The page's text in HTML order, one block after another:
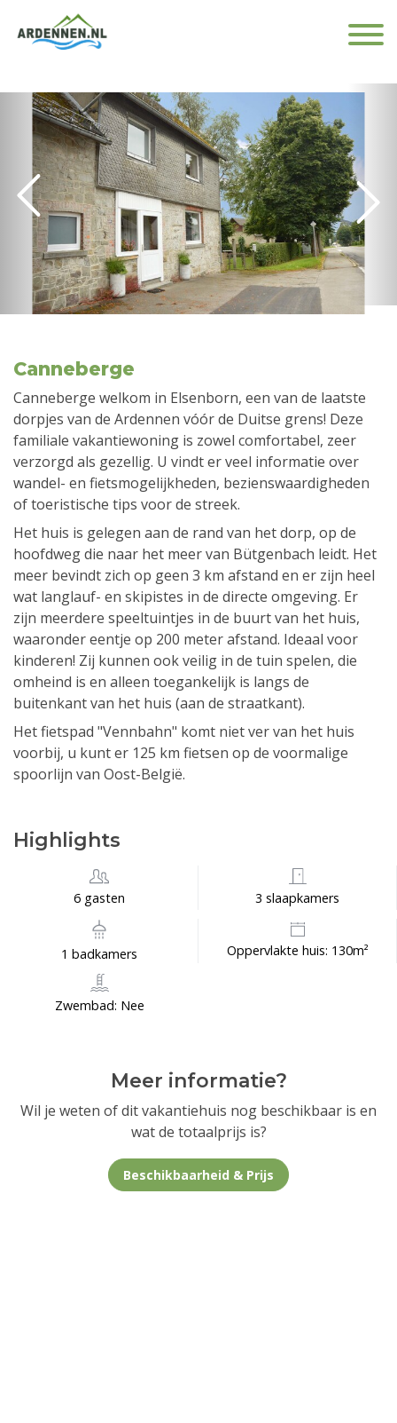
Canneberge
Canneberge welkom in Elsenborn, een van de laatste
dorpjes van de Ardennen vóór de Duitse grens! Deze
familiale vakantiewoning is zowel comfortabel, zeer
verzorgd als gezellig. U vindt er veel informatie over
wandel- en fietsmogelijkheden, bezienswaardigheden
of toeristische tips voor de streek.
Het huis is gelegen aan de rand van het dorp, op de
hoofdweg die naar het meer van Bütgenbach leidt. Het
meer bevindt zich op geen 3 km afstand en er zijn heel
wat langlauf- en skipistes in de directe omgeving. Er
zijn meerdere speeltuintjes in de buurt van het huis,
waaronder eentje op 200 meter afstand. Ideaal voor
kinderen! Zij kunnen ook veilig in de tuin spelen, die
omheind is en alleen toegankelijk is langs de
buitenkant van het huis (aan de straatkant).
Het fietspad "Vennbahn" komt niet ver van het huis
voorbij, u kunt er 125 km fietsen op de voormalige
spoorlijn van Oost-België.
Highlights
6 gasten 3 slaapkamers
1 badkamers Oppervlakte huis: 130m²
Zwembad: Nee
Meer informatie?
Wil je weten of dit vakantiehuis nog beschikbaar is en
wat de totaalprijs is?
Beschikbaarheid & Prijs